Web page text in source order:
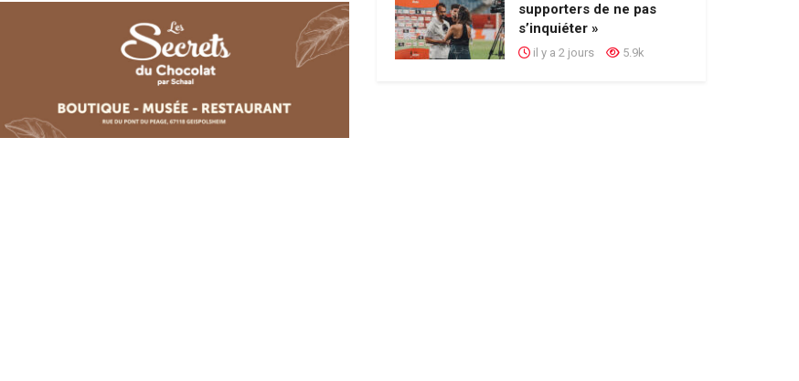
supporters de ne pas
s’inquiéter »
il y a 2 jours 5.9k